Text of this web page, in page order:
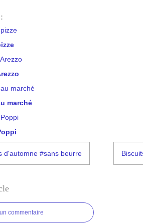
marché
d'automne #sans beurre
commentaire